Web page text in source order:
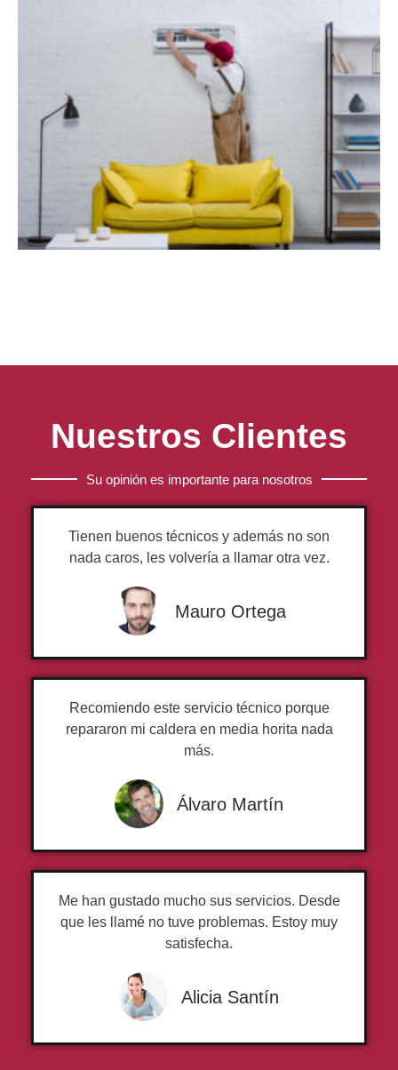
Nuestros Clientes
Su opinión es importante para nosotros
Tienen buenos técnicos y además no son
nada caros, les volvería a llamar otra vez.
Mauro Ortega
Recomiendo este servicio técnico porque
repararon mi caldera en media horita nada
más.
Álvaro Martín
Me han gustado mucho sus servicios. Desde
que les llamé no tuve problemas. Estoy muy
satisfecha.
Alicia Santín